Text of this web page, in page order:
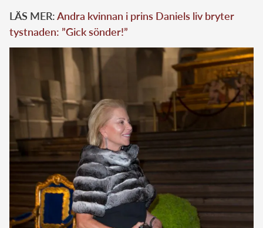
LÄS MER:Andra kvinnan i prins Daniels liv bryter
tystnaden: ”Gick sönder!”